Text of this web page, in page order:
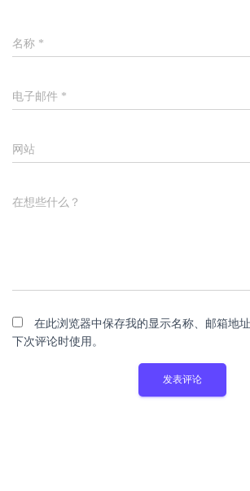
名称 *
电子邮件 *
网站
在想些什么？
在此浏览器中保存我的显示名称、邮箱地
下次评论时使用。